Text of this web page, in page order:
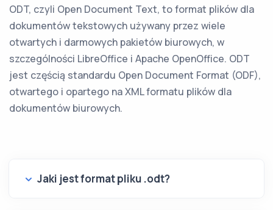
ODT, czyli Open Document Text, to format plików dla
dokumentów tekstowych używany przez wiele
otwartych i darmowych pakietów biurowych, w
szczególności LibreOffice i Apache OpenOffice. ODT
jest częścią standardu Open Document Format (ODF),
otwartego i opartego na XML formatu plików dla
dokumentów biurowych.
Jaki jest format pliku .odt?